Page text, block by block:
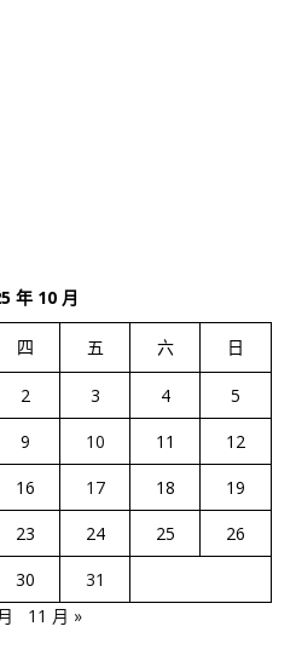
年 10 月
四 五 六 日
2 3 4
5
9 10 11
12
16 17 18
19
23 24 25
26
30
31
11 月 »